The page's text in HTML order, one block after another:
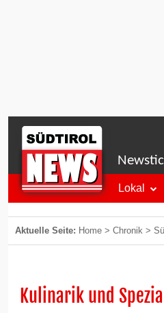
Lokal
Aktuelle Seite: Home > Chronik >
Kulinarik und